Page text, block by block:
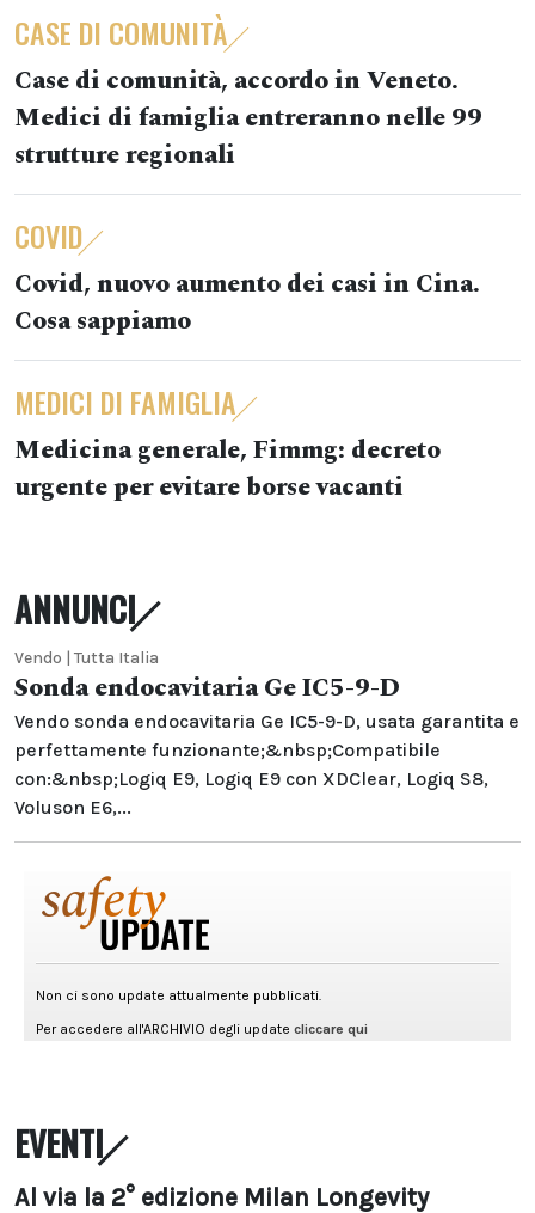
CASE DI COMUNITÀ
Case di comunità, accordo in Veneto.
Medici di famiglia entreranno nelle 99
strutture regionali
COVID
Covid, nuovo aumento dei casi in Cina.
Cosa sappiamo
MEDICI DI FAMIGLIA
Medicina generale, Fimmg: decreto
urgente per evitare borse vacanti
ANNUNCI
Vendo | Tutta Italia
Sonda endocavitaria Ge IC5-9-D
Vendo sonda endocavitaria Ge IC5-9-D, usata garantita e
perfettamente funzionante;&nbsp;Compatibile
con:&nbsp;Logiq E9, Logiq E9 con XDClear, Logiq S8,
Voluson E6,...
EVENTI
Al via la 2° edizione Milan Longevity